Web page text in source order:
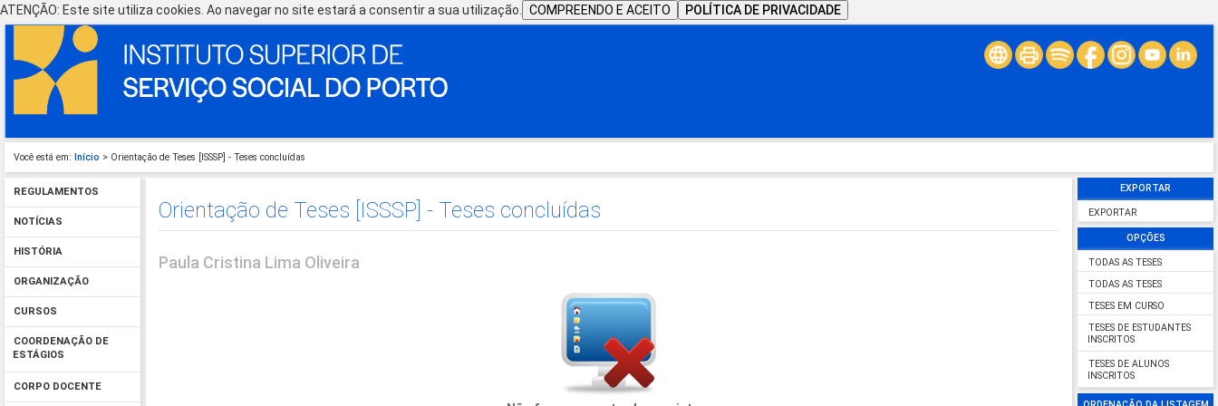
ATENÇÃO: Este site utiliza cookies. Ao navegar no site estará a consentir a sua utilização. COMPREENDO E ACEITO POLÍTICA DE PRIVACIDADE
Você está em: Início > Orientação de Teses [ISSSP] - Teses concluídas
REGULAMENTOS
NOTÍCIAS
HISTÓRIA
ORGANIZAÇÃO
CURSOS
COORDENAÇÃO DE
ESTÁGIOS
CORPO DOCENTE
EXPORTAR
EXPORTAR
OPÇÕES
TODAS AS TESES
TODAS AS TESES
TESES EM CURSO
TESES DE ESTUDANTES
INSCRITOS
TESES DE ALUNOS
INSCRITOS
Orientação de Teses [ISSSP] - Teses concluídas
Paula Cristina Lima Oliveira